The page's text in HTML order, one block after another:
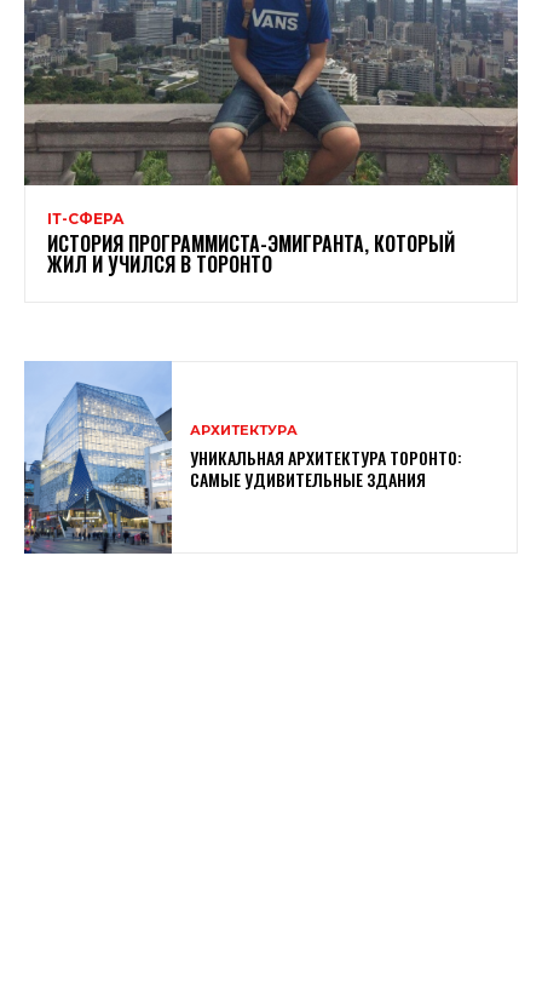
ІТ-СФЕРА
ИСТОРИЯ ПРОГРАММИСТА-ЭМИГРАНТА, КОТОРЫЙ
ЖИЛ И УЧИЛСЯ В ТОРОНТО
АРХИТЕКТУРА
УНИКАЛЬНАЯ АРХИТЕКТУРА ТОРОНТО:
САМЫЕ УДИВИТЕЛЬНЫЕ ЗДАНИЯ